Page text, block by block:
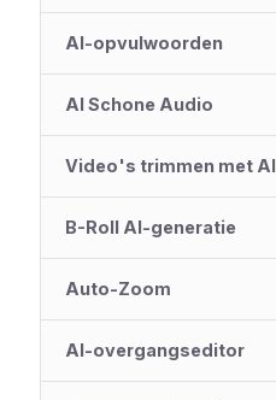
AI-opvulwoorden
AI Schone Audio
Video's trimmen met AI
B-Roll AI-generatie
Auto-Zoom
AI-overgangseditor